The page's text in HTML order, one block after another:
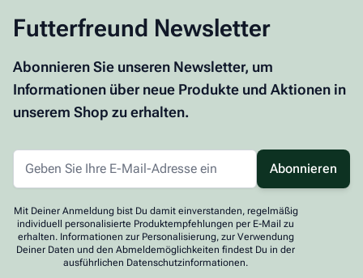
Futterfreund Newsletter
Abonnieren Sie unseren Newsletter, um
Informationen über neue Produkte und Aktionen in
unserem Shop zu erhalten.
Abonnieren
Mit Deiner Anmeldung bist Du damit einverstanden, regelmäßig
individuell personalisierte Produktempfehlungen per E-Mail zu
erhalten. Informationen zur Personalisierung, zur Verwendung
Deiner Daten und den Abmeldemöglichkeiten findest Du in der
ausführlichen Datenschutzinformationen.